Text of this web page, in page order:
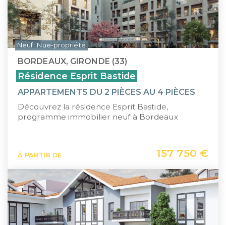
BORDEAUX, GIRONDE (33)
Résidence Esprit Bastide
APPARTEMENTS DU 2 PIÈCES AU 4 PIÈCES
Découvrez la résidence Esprit Bastide,
programme immobilier neuf à Bordeaux
À PARTIR DE 157 750 €
Neuf Nue-propriété